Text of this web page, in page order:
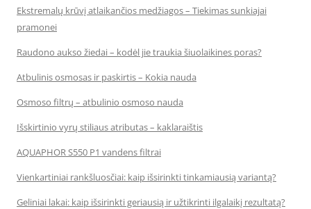
Ekstremalų krūvį atlaikančios medžiagos – Tiekimas sunkiajai
pramonei
Raudono aukso žiedai – kodėl jie traukia šiuolaikines poras?
Atbulinis osmosas ir paskirtis – Kokia nauda
Osmoso filtrų – atbulinio osmoso nauda
Išskirtinio vyrų stiliaus atributas – kaklaraištis
AQUAPHOR S550 P1 vandens filtrai
Vienkartiniai rankšluosčiai: kaip išsirinkti tinkamiausią variantą?
Geliniai lakai: kaip išsirinkti geriausią ir užtikrinti ilgalaikį rezultatą?